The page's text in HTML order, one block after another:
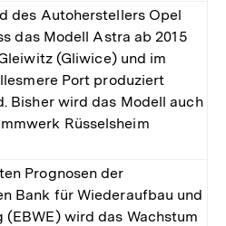
des Autoherstellers Opel
das Modell Astra ab 2015
(Gliwice) und im
Port produziert
Bisher wird das Modell auch
Rüsselsheim
Prognosen der
Bank für Wiederaufbau und
(EBWE) wird das Wachstum